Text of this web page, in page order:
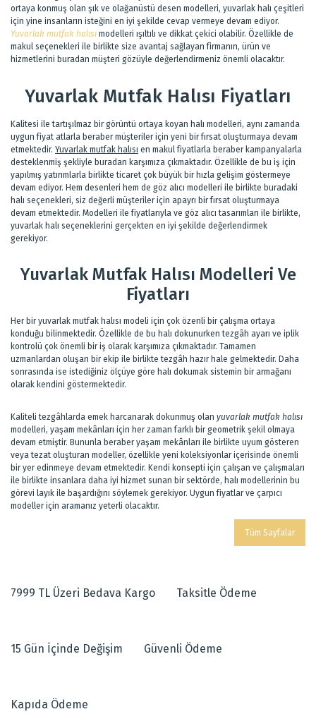
ortaya konmuş olan şık ve olağanüstü desen modelleri, yuvarlak halı çeşitleri
için yine insanların isteğini en iyi şekilde cevap vermeye devam ediyor.
Yuvarlak mutfak halısı modelleri ışıltılı ve dikkat çekici olabilir. Özellikle de
makul seçenekleri ile birlikte size avantaj sağlayan firmanın, ürün ve
hizmetlerini buradan müşteri gözüyle değerlendirmeniz önemli olacaktır.
Yuvarlak Mutfak Halısı Fiyatları
Kalitesi ile tartışılmaz bir görüntü ortaya koyan halı modelleri, aynı zamanda
uygun fiyat atlarla beraber müşteriler için yeni bir fırsat oluşturmaya devam
etmektedir. Yuvarlak mutfak halısı en makul fiyatlarla beraber kampanyalarla
desteklenmiş şekliyle buradan karşımıza çıkmaktadır. Özellikle de bu iş için
yapılmış yatırımlarla birlikte ticaret çok büyük bir hızla gelişim göstermeye
devam ediyor. Hem desenleri hem de göz alıcı modelleri ile birlikte buradaki
halı seçenekleri, siz değerli müşteriler için apayrı bir fırsat oluşturmaya
devam etmektedir. Modelleri ile fiyatlarıyla ve göz alıcı tasarımları ile birlikte,
yuvarlak halı seçeneklerini gerçekten en iyi şekilde değerlendirmek
gerekiyor.
Yuvarlak Mutfak Halısı Modelleri Ve
Fiyatları
Her bir yuvarlak mutfak halısı modeli için çok özenli bir çalışma ortaya
konduğu bilinmektedir. Özellikle de bu halı dokunurken tezgâh ayarı ve iplik
kontrolü çok önemli bir iş olarak karşımıza çıkmaktadır. Tamamen
uzmanlardan oluşan bir ekip ile birlikte tezgâh hazır hale gelmektedir. Daha
sonrasında ise istediğiniz ölçüye göre halı dokumak sistemin bir armağanı
olarak kendini göstermektedir.
Kaliteli tezgâhlarda emek harcanarak dokunmuş olan yuvarlak mutfak halısı
modelleri, yaşam mekânları için her zaman farklı bir geometrik şekil olmaya
devam etmiştir. Bununla beraber yaşam mekânları ile birlikte uyum gösteren
veya tezat oluşturan modeller, özellikle yeni koleksiyonlar içerisinde önemli
bir yer edinmeye devam etmektedir. Kendi konsepti için çalışan ve çalışmaları
ile birlikte insanlara daha iyi hizmet sunan bir sektörde, halı modellerinin bu
görevi layık ile başardığını söylemek gerekiyor. Uygun fiyatlar ve çarpıcı
modeller için aramanız yeterli olacaktır.
Tüm Sayfalar
7999 TL Üzeri Bedava Kargo Taksitle Ödeme
15 Gün İçinde Değişim Güvenli Ödeme
Kapıda Ödeme